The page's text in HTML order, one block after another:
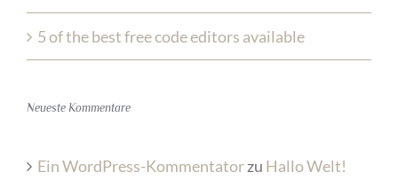
5 of the best free code editors available
Neueste Kommentare
Ein WordPress-Kommentatorzu Hallo Welt!